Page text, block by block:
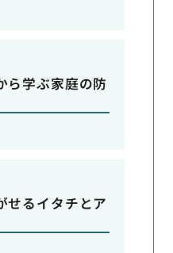
ら学ぶ家庭の防
せるイタチとア